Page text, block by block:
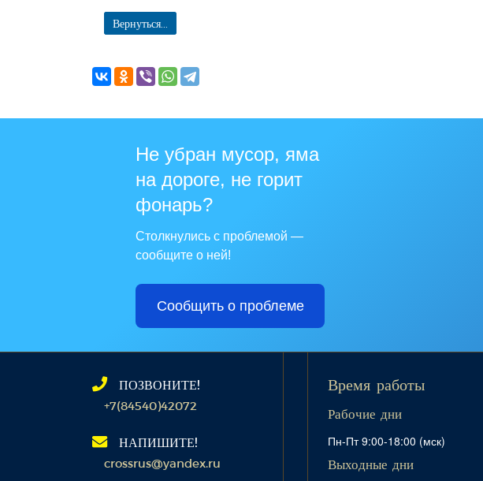
Вернуться...
Не убран мусор, яма
на дороге, не горит
фонарь?
Столкнулись с проблемой —
сообщите о ней!
Сообщить о проблеме
ПОЗВОНИТЕ!
+7(84540)42072
НАПИШИТЕ!
crossrus@yandex.ru
Время работы
Рабочие дни
Пн-Пт 9:00-18:00 (мск)
Выходные дни